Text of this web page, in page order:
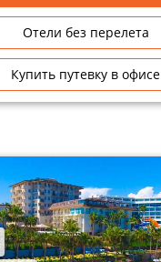
Отели без перелета
Купить путевку в офисе